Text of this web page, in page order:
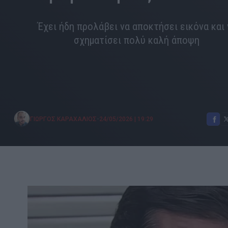
Έχει ήδη προλάβει να αποκτήσει εικόνα και
σχηματίσει πολύ καλή άποψη
ΓΙΩΡΓΟΣ ΚΑΡΑΧΑΛΙΟΣ 24/05/2026 | 19:29